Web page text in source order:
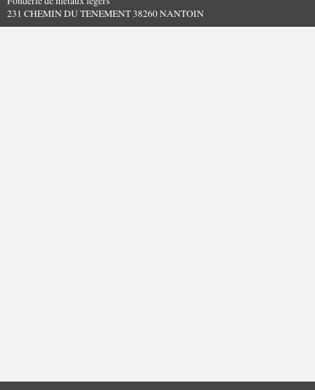
231 CHEMIN DU TENEMENT 38260 NANTOIN